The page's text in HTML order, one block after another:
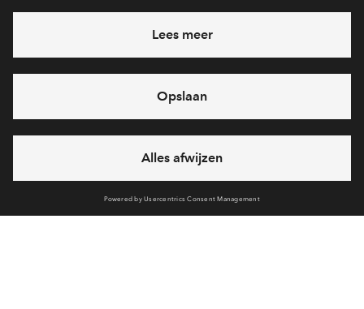
Heb je een vraag en wil je direct antwoord? Bel ons op
712 27 21
feestdagen)
vandaag gesloten, vrijdag zijn we vanaf
09:00 uur weer
bereikbaar